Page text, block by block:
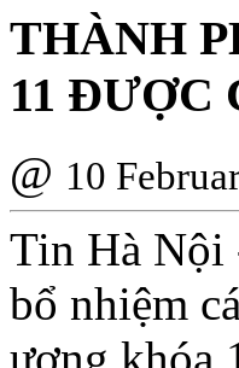
THÀNH
11 ÐƯỢC
@ 10
Tin Hà Nội
bổ nhiệm
ương khóa